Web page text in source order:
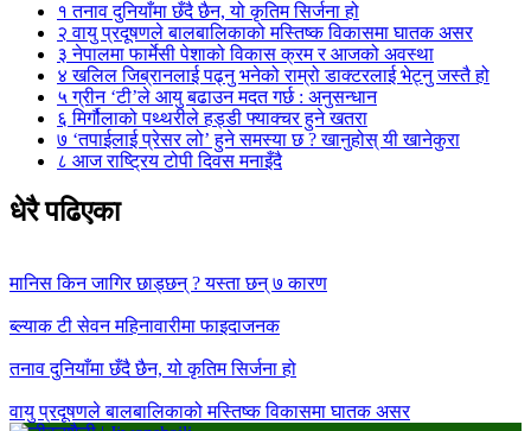
१ तनाव दुनियाँमा छँदै छैन, यो कृतिम सिर्जना हो
२ वायु प्रदूषणले बालबालिकाको मस्तिष्क विकासमा घातक असर
३ नेपालमा फार्मेसी पेशाको विकास क्रम र आजको अवस्था
४ खलिल जिब्रानलाई पढ्नु भनेको राम्रो डाक्टरलाई भेट्नु जस्तै हो
५ग्रीन ‘टी’ले आयु बढाउन मदत गर्छ : अनुसन्धान
६ मिर्गौलाको पथ्थरीले हड्डी फ्याक्चर हुने खतरा
७ ‘तपाईलाई प्रेसर लो’ हुने समस्या छ ? खानुहोस् यी खानेकुरा
८ आज राष्ट्रिय टोपी दिवस मनाइँदै
धेरै पढिएका
मानिस किन जागिर छाड्छन् ? यस्ता छन् ७ कारण
ब्ल्याक टी सेवन महिनावारीमा फाइदाजनक
तनाव दुनियाँमा छँदै छैन, यो कृतिम सिर्जना हो
वायु प्रदूषणले बालबालिकाको मस्तिष्क विकासमा घातक असर